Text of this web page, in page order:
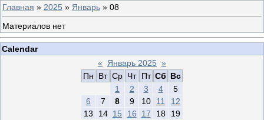
Главная » 2025 » Январь » 08
Материалов нет
Calendar
«
Январь 2025 »
Пн
Вт Ср Чт Пт Сб Вс
1
2 3 4
5
6
7 8 9 10 11
12
13
14 15 16 17 18 19